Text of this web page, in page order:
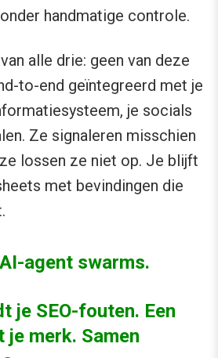
handmatige controle.
alle drie: geen van deze
to-end geïntegreerd met je
je socials
Ze signaleren misschien
lossen ze niet op. Je blijft
met bevindingen die
agent swarms.
je SEO-fouten. Een
je merk. Samen